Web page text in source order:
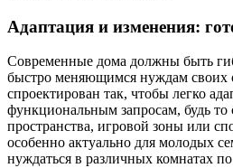
Адаптация и изменения:
Современные дома должны быть
быстро меняющимся нуждам своих
спроектирован так, чтобы легко
функциональным запросам, будь то
пространства, игровой зоны или
особенно актуально для молодых
нуждаться в различных комнатах